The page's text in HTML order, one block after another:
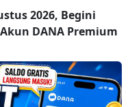
2026, Begini
DANA Premium